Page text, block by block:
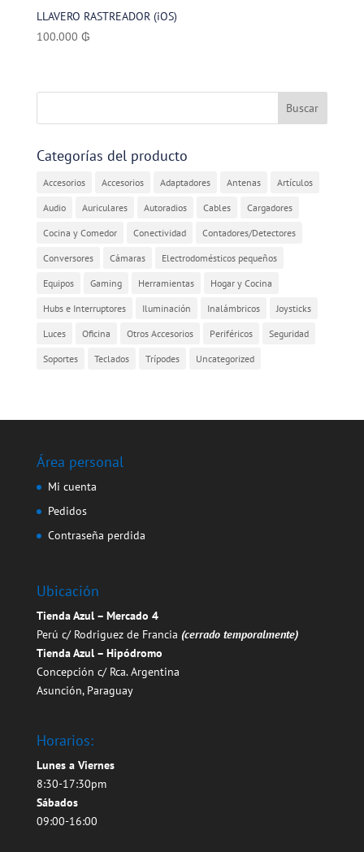
LLAVERO RASTREADOR (iOS)
100.000 ₲
Categorías del producto
Accesorios Accesorios Adaptadores Antenas Artículos
Audio Auriculares Autoradios Cables Cargadores
Cocina y Comedor Conectividad Contadores/Detectores
Conversores Cámaras Electrodomésticos pequeños
Equipos Gaming Herramientas Hogar y Cocina
Hubs e Interruptores Iluminación Inalámbricos Joysticks
Luces Oficina Otros Accesorios Periféricos Seguridad
Soportes Teclados Trípodes Uncategorized
Área personal
Mi cuenta
Pedidos
Contraseña perdida
Ubicación
Tienda Azul – Mercado 4
Perú c/ Rodriguez de Francia (cerrado temporalmente)
Tienda Azul – Hipódromo
Concepción c/ Rca. Argentina
Asunción, Paraguay
Horarios:
Lunes a Viernes
8:30-17:30pm
Sábados
09:00-16:00